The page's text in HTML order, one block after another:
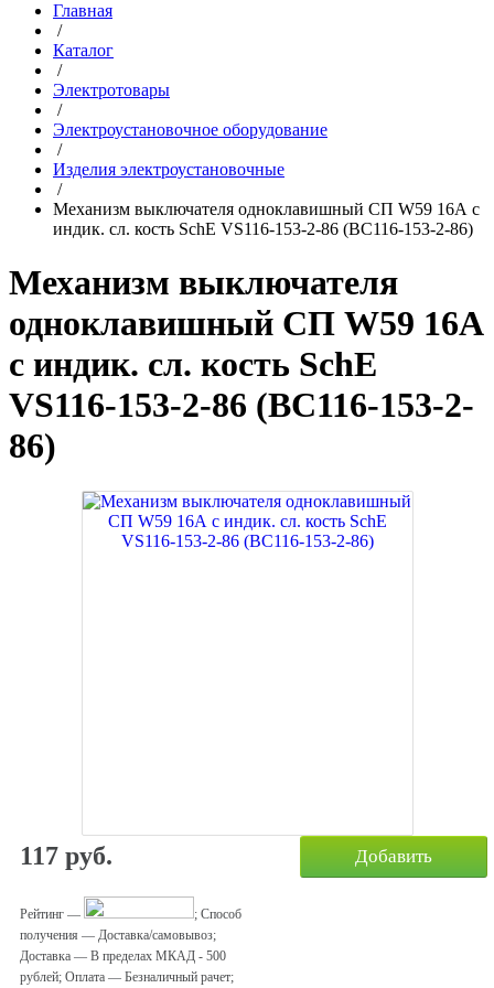
Главная
/
Каталог
/
Электротовары
/
Электроустановочное оборудование
/
Изделия электроустановочные
/
Механизм выключателя одноклавишный СП W59 16А с
индик. сл. кость SchE VS116-153-2-86 (ВС116-153-2-86)
Механизм выключателя
одноклавишный СП W59 16А
с индик. сл. кость SchE
VS116-153-2-86 (ВС116-153-2-
86)
117 руб.
Рейтинг — ; Способ
получения — Доставка/самовывоз;
Доставка — В пределах МКАД - 500
рублей; Оплата — Безналичный рачет;
Добавить